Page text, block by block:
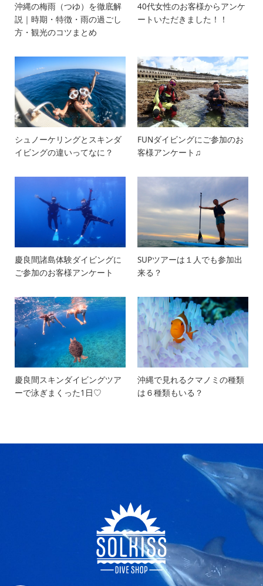
沖縄の梅雨（つゆ）を徹底解
説｜時期・特徴・雨の過ごし
方・観光のコツまとめ
40代女性のお客様からアンケ
ートいただきました！！
シュノーケリングとスキンダ
イビングの違いってなに？
FUNダイビングにご参加のお
客様アンケート♫
慶良間諸島体験ダイビングに
ご参加のお客様アンケート
SUPツアーは１人でも参加出
来る？
慶良間スキンダイビングツア
ーで泳ぎまくった1日♡
沖縄で見れるクマノミの種類
は６種類もいる？